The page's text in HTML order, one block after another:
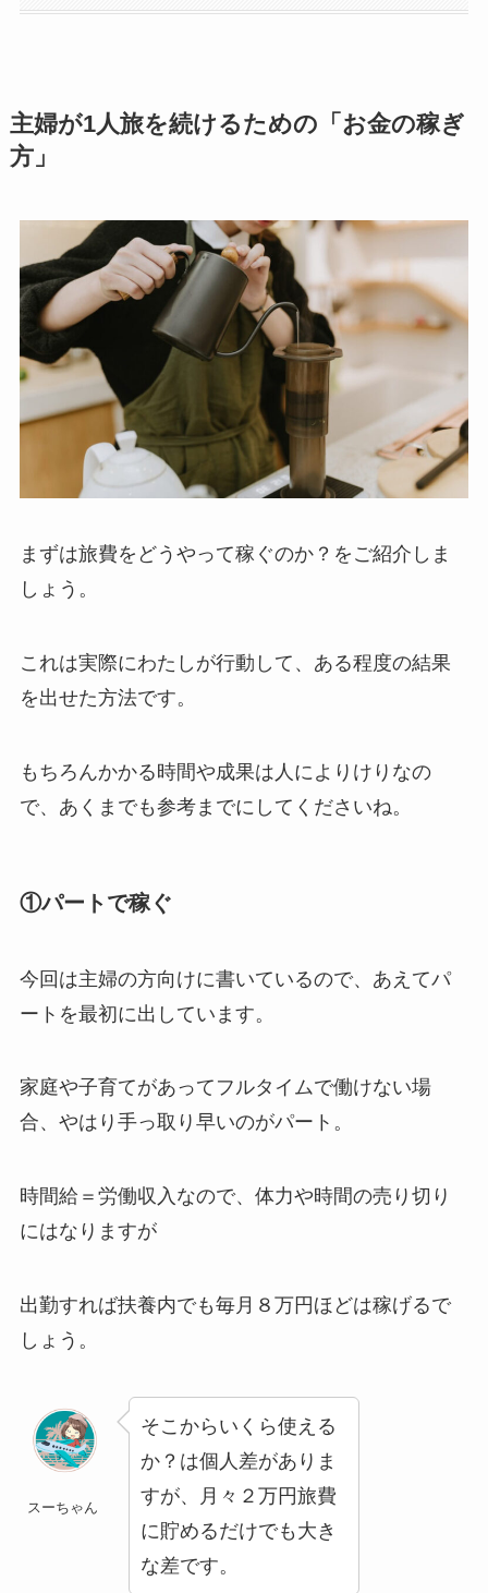
主婦が1人旅を続けるための「お金の稼ぎ
方」
まずは旅費をどうやって稼ぐのか？をご紹介しま
しょう。
これは実際にわたしが行動して、ある程度の結果
を出せた方法です。
もちろんかかる時間や成果は人によりけりなの
で、あくまでも参考までにしてくださいね。
①パートで稼ぐ
今回は主婦の方向けに書いているので、あえてパ
ートを最初に出しています。
家庭や子育てがあってフルタイムで働けない場
合、やはり手っ取り早いのがパート。
時間給＝労働収入なので、体力や時間の売り切り
にはなりますが
出勤すれば扶養内でも毎月８万円ほどは稼げるで
しょう。
スーちゃん
そこからいくら使える
か？は個人差がありま
すが、月々２万円旅費
に貯めるだけでも大き
な差です。